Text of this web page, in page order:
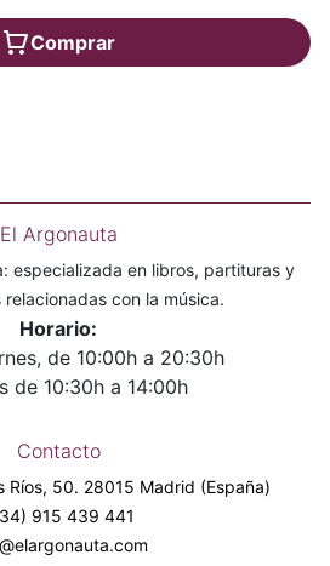
Comprar
El Argonauta
especializada en libros, partituras y
con la música.
Horario:
de 10:00h a 20:30h
de 10:30h a 14:00h
Contacto
Ríos, 50. 28015 Madrid (España)
915 439 441